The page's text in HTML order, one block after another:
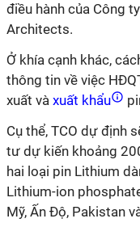
điều hành của Công
Architects.
Ở khía cạnh khác,
thông tin về việc
xuất và xuất khẩu
Cụ thể, TCO dự định
tư dự kiến khoảng
hai loại pin Lithium
Lithium-ion
Mỹ, Ấn Độ, Pakistan